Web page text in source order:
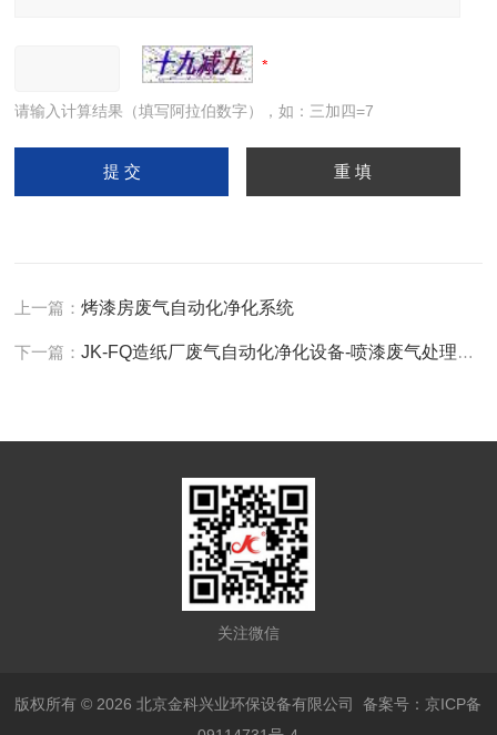
请输入计算结果（填写阿拉伯数字），如：三加四=7
上一篇：烤漆房废气自动化净化系统
下一篇：JK-FQ造纸厂废气自动化净化设备-喷漆废气处理设备
关注微信
版权所有 © 2026 北京金科兴业环保设备有限公司备案号：京ICP备